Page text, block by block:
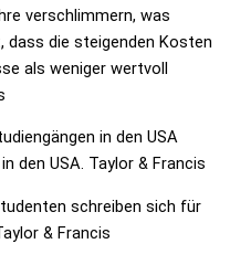
verschlimmern, was
die steigenden Kosten
als weniger wertvoll
in den USA
den USA. Taylor & Francis
schreiben sich für
& Francis